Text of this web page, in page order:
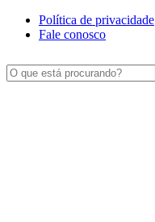
Política de privacidade
Fale conosco